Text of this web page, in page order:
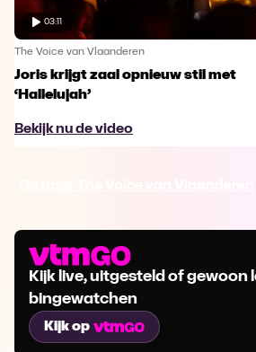
03:11
The Voice van Vlaanderen
Joris krijgt zaal opnieuw stil met
‘Hallelujah’
Bekijk nu de video
Kijk live, uitgesteld of gewoon
bingewatchen
Kijk op